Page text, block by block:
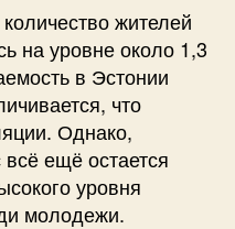
жителей
на уровне около 1,3
в Эстонии
что
Однако,
ещё остается
уровня
молодежи.